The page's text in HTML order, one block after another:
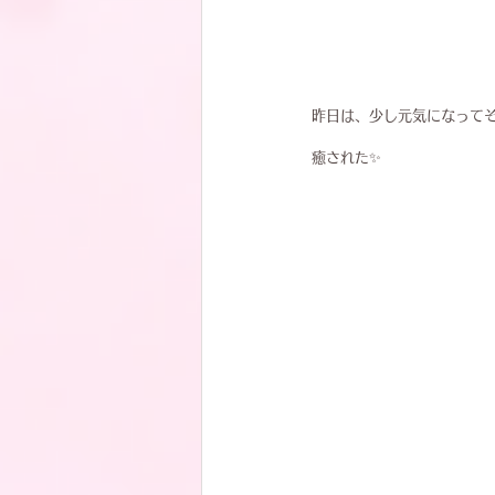
昨日は、少し元気になって
癒された✨